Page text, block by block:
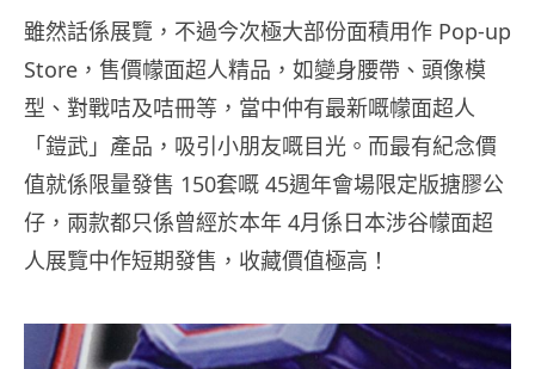
雖然話係展覽，不過今次極大部份面積用作 Pop-up
Store，售價幪面超人精品，如變身腰帶、頭像模
型、對戰咭及咭冊等，當中仲有最新嘅幪面超人
「鎧武」產品，吸引小朋友嘅目光。而最有紀念價
值就係限量發售 150套嘅 45週年會場限定版搪膠公
仔，兩款都只係曾經於本年 4月係日本涉谷幪面超
人展覽中作短期發售，收藏價值極高！